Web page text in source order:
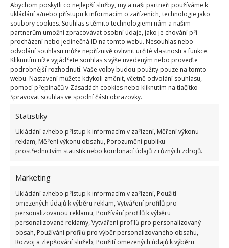
Abychom poskytli co nejlepší služby, my a naši partneři používáme k
ukládání a/nebo přístupu k informacím o zařízeních, technologie jako
soubory cookies. Souhlas s těmito technologiemi nám a našim
partnerům umožní zpracovávat osobní údaje, jako je chování při
procházení nebo jedinečná ID na tomto webu. Nesouhlas nebo
odvolání souhlasu může nepříznivě ovlivnit určité vlastnosti a funkce.
Kliknutím níže vyjádřete souhlas s výše uvedeným nebo proveďte
podrobnější rozhodnutí. Vaše volby budou použity pouze na tomto
webu. Nastavení můžete kdykoli změnit, včetně odvolání souhlasu,
pomocí přepínačů v Zásadách cookies nebo kliknutím na tlačítko
Spravovat souhlas ve spodní části obrazovky.
Statistiky
Ukládání a/nebo přístup k informacím v zařízení, Měření výkonu
reklam, Měření výkonu obsahu, Porozumění publiku
prostřednictvím statistik nebo kombinací údajů z různých zdrojů.
Marketing
Ukládání a/nebo přístup k informacím v zařízení, Použití
omezených údajů k výběru reklam, Vytváření profilů pro
personalizovanou reklamu, Používání profilů k výběru
personalizované reklamy, Vytváření profilů pro personalizovaný
obsah, Používání profilů pro výběr personalizovaného obsahu,
Rozvoj a zlepšování služeb, Použití omezených údajů k výběru
Fotografie: Freepik
místo pořádně dezinfikuje. Její používaní při
podlahjsme radili již v dřívějším článku na
BydlímeÚtulně.Její účinky ještě podpoří alkohol s
celou domácnost příjemně provoníte. Stačí jen pár
kapek a můžete si vychutnat příjemnou vůni čistého
bytu.